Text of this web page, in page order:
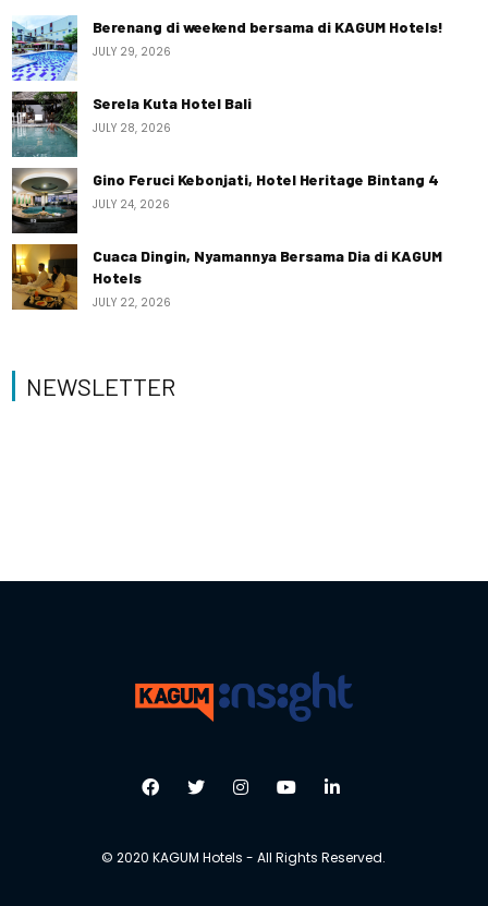
Berenang di weekend bersama di KAGUM Hotels!
JULY 29, 2026
Serela Kuta Hotel Bali
JULY 28, 2026
Gino Feruci Kebonjati, Hotel Heritage Bintang 4
JULY 24, 2026
Cuaca Dingin, Nyamannya Bersama Dia di KAGUM
Hotels
JULY 22, 2026
NEWSLETTER
© 2020 KAGUM Hotels - All Rights Reserved.